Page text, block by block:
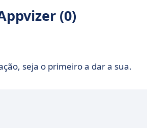
(0)
seja o primeiro a dar a sua.